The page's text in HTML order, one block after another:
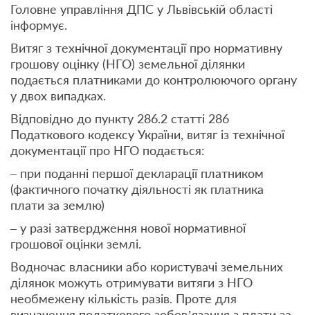
Головне управління ДПС у Львівській області
інформує.
Витяг з технічної документації про нормативну
грошову оцінку (НГО) земельної ділянки
подається платниками до контролюючого органу
у двох випадках.
Відповідно до пункту 286.2 статті 286
Податкового кодексу України, витяг із технічної
документації про НГО подається:
– при поданні першої декларації платником
(фактичного початку діяльності як платника
плати за землю)
– у разі затвердження нової нормативної
грошової оцінки землі.
Водночас власники або користувачі земельних
ділянок можуть отримувати витяги з НГО
необмежену кількість разів. Проте для